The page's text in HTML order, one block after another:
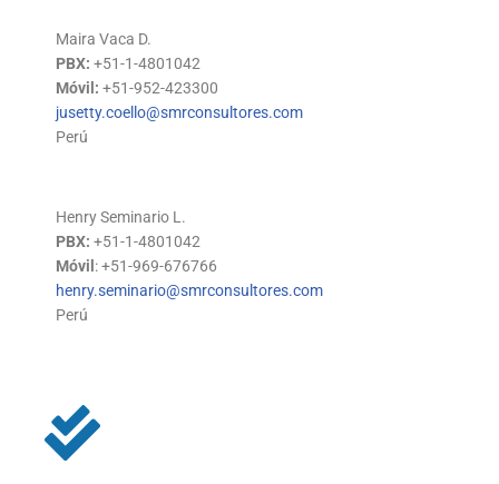
Maira Vaca D.
PBX: +51-1-4801042
Móvil: +51-952-423300
jusetty.coello@smrconsultores.com
Perú
Henry Seminario L.
PBX: +51-1-4801042
Móvil : +51-969-676766
henry.seminario@smrconsultores.com
Perú